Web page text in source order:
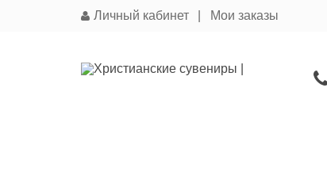
Личный кабинет Мои заказы